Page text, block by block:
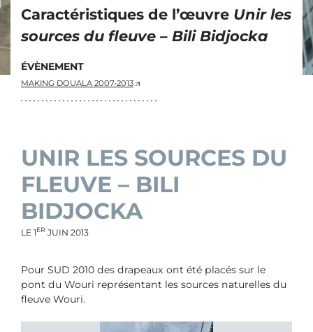
Caractéristiques de l’œuvre Unir les
sources du fleuve – Bili Bidjocka
ÉVÈNEMENT
MAKING DOUALA 2007-2013
UNIR LES SOURCES DU
FLEUVE – BILI
BIDJOCKA
LE 1ER JUIN 2013
Pour SUD 2010 des drapeaux ont été placés sur le
pont du Wouri représentant les sources naturelles du
fleuve Wouri.